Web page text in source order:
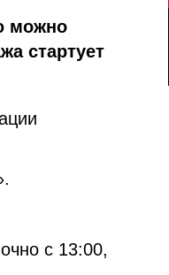
можно
стартует
с 13:00,